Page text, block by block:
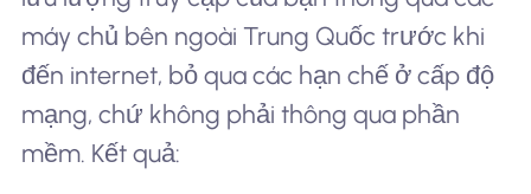
máy chủ bên ngoài Trung Quốc trước khi
đến internet, bỏ qua các hạn chế ở cấp độ
mạng, chứ không phải thông qua phần
mềm. Kết quả: